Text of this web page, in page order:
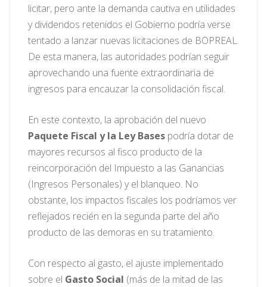
licitar, pero ante la demanda cautiva en utilidades
y dividendos retenidos el Gobierno podría verse
tentado a lanzar nuevas licitaciones de BOPREAL.
De esta manera, las autoridades podrían seguir
aprovechando una fuente extraordinaria de
ingresos para encauzar la consolidación fiscal.
En este contexto, la aprobación del nuevo
Paquete Fiscal y la Ley Bases podría dotar de
mayores recursos al fisco producto de la
reincorporación del Impuesto a las Ganancias
(Ingresos Personales) y el blanqueo. No
obstante, los impactos fiscales los podríamos ver
reflejados recién en la segunda parte del año
producto de las demoras en su tratamiento.
Con respecto al gasto, el ajuste implementado
sobre el Gasto Social (más de la mitad de las